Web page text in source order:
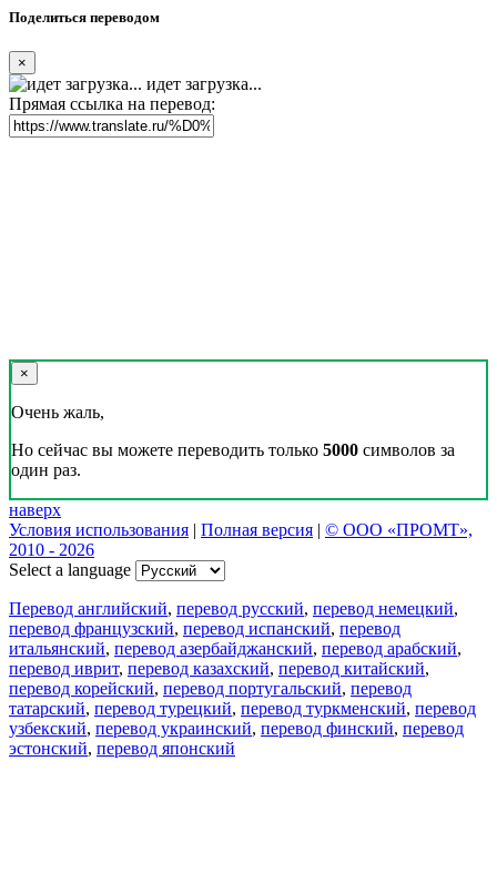
Поделиться переводом
×
идет загрузка...
Прямая ссылка на перевод:
×
Очень жаль,
Но сейчас вы можете переводить только 5000 символов за
один раз.
наверх
Условия использования | Полная версия | © ООО «ПРОМТ»,
2010 - 2026
Select a language
Перевод английский, перевод русский, перевод немецкий,
перевод французский, перевод испанский, перевод
итальянский, перевод азербайджанский, перевод арабский,
перевод иврит, перевод казахский, перевод китайский,
перевод корейский, перевод португальский, перевод
татарский, перевод турецкий, перевод туркменский, перевод
узбекский, перевод украинский, перевод финский, перевод
эстонский, перевод японский